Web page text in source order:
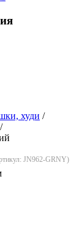
худи /
/
JN962-GRNY)